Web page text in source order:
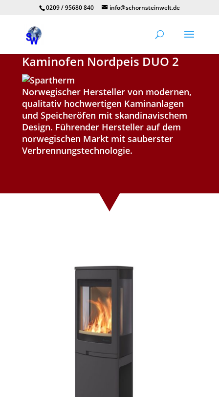
0209 / 95680 840 info@schornsteinwelt.de
Kaminofen Nordpeis DUO 2
Norwegischer Hersteller von modernen,
qualitativ hochwertigen Kaminanlagen
und Speicheröfen mit skandinavischem
Design. Führender Hersteller auf dem
norwegischen Markt mit sauberster
Verbrennungstechnologie.